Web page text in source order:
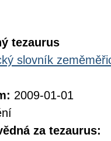
tezaurus
slovník
2009-01-01
za tezaurus: